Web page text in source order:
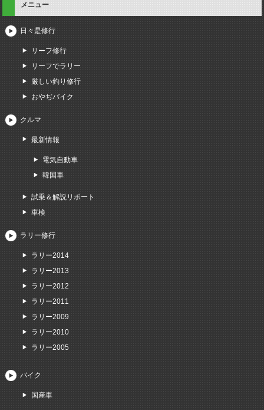
メニュー
日々是修行
リーフ修行
リーフでラリー
厳しい釣り修行
おやぢバイク
クルマ
最新情報
電気自動車
韓国車
試乗＆解説リポート
車検
ラリー修行
ラリー2014
ラリー2013
ラリー2012
ラリー2011
ラリー2009
ラリー2010
ラリー2005
バイク
国産車